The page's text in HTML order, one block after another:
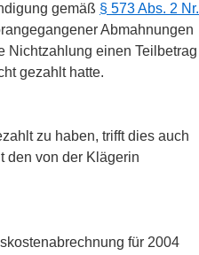
gemäß § 573 Abs. 2 Nr.
Abmahnungen
Nichtzahlung einen Teilbetrag
gezahlt hatte.
zu haben, trifft dies auch
den von der Klägerin
für 2004